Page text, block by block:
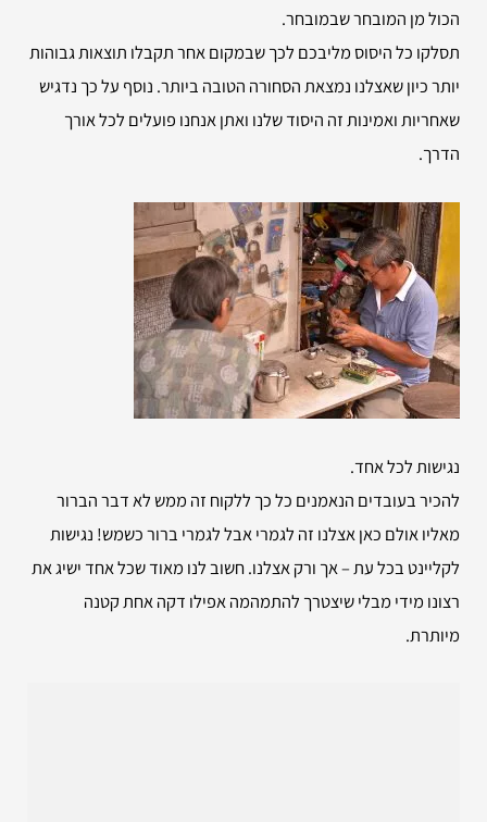
הכול מן המובחר שבמובחר.
תסלקו כל היסוס מליבכם לכך שבמקום אחר תקבלו תוצאות גבוהות
יותר כיון שאצלנו נמצאת הסחורה הטובה ביותר. נוסף על כך נדגיש
שאחריות ואמינות זה היסוד שלנו ואתן אנחנו פועלים לכל אורך
הדרך.
נגישות לכל אחד.
להכיר בעובדים הנאמנים כל כך ללקוח זה ממש לא דבר הברור
מאליו אולם כאן אצלנו זה לגמרי אבל לגמרי ברור כשמש! נגישות
לקליינט בכל עת – אך ורק אצלנו. חשוב לנו מאוד שכל אחד ישיג את
רצונו מידי מבלי שיצטרך להתמהמה אפילו דקה אחת קטנה
מיותרת.